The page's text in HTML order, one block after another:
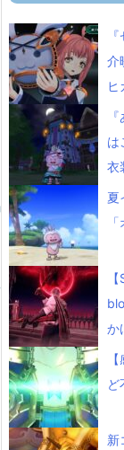
介
ヒ
は
衣
夏
か
ど
新